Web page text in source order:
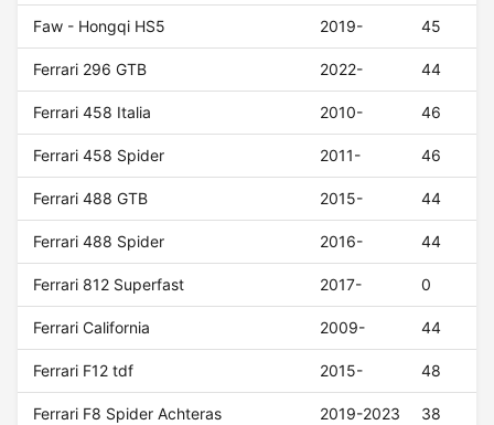
Faw - Hongqi HS5 2019- 45
Ferrari 296 GTB 2022- 44
Ferrari 458 Italia 2010- 46
Ferrari 458 Spider 2011- 46
Ferrari 488 GTB 2015- 44
Ferrari 488 Spider 2016- 44
Ferrari 812 Superfast 2017- 0
Ferrari California 2009- 44
Ferrari F12 tdf 2015- 48
Ferrari F8 Spider Achteras 2019-2023 38